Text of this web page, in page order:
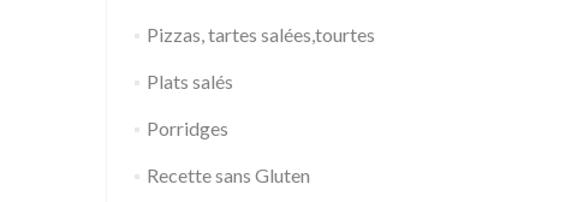
Pizzas, tartes salées,tourtes
Plats salés
Porridges
Recette sans Gluten